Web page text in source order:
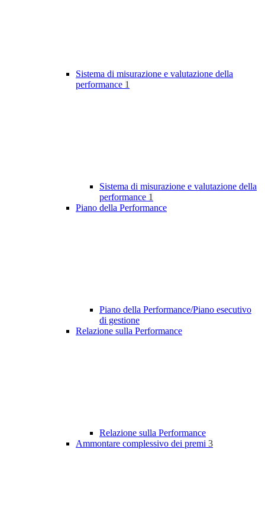
Sistema di misurazione e valutazione della
performance 1
Sistema di misurazione e valutazione della
performance 1
Piano della Performance
Piano della Performance/Piano esecutivo
di gestione
Relazione sulla Performance
Relazione sulla Performance
Ammontare complessivo dei premi 3